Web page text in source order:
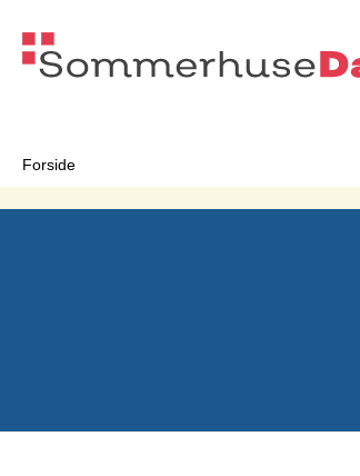
Forside